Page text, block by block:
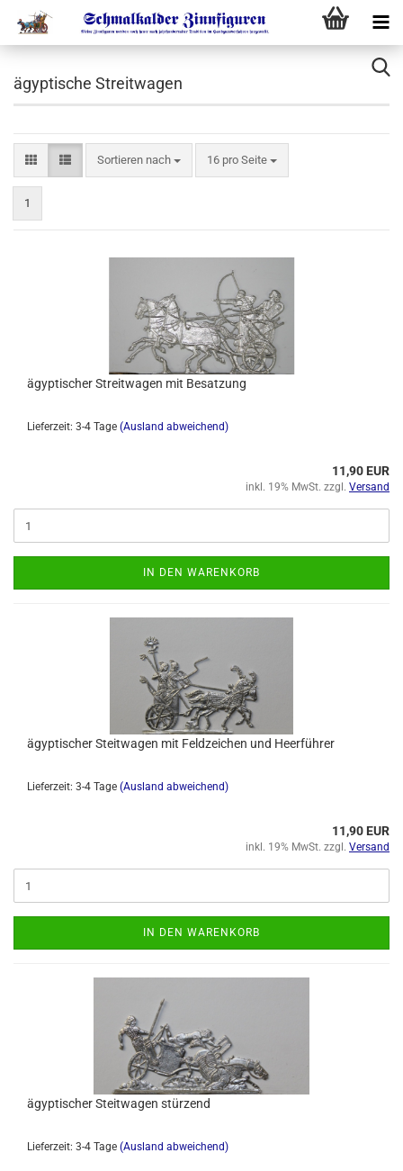
ägyptische Streitwagen
Sortieren nach 16 pro Seite
1
ägyptischer Streitwagen mit Besatzung
Lieferzeit: 3-4 Tage (Ausland abweichend)
11,90 EUR
inkl. 19% MwSt. zzgl. Versand
IN DEN WARENKORB
ägyptischer Steitwagen mit Feldzeichen und Heerführer
Lieferzeit: 3-4 Tage (Ausland abweichend)
11,90 EUR
inkl. 19% MwSt. zzgl. Versand
IN DEN WARENKORB
ägyptischer Steitwagen stürzend
Lieferzeit: 3-4 Tage (Ausland abweichend)